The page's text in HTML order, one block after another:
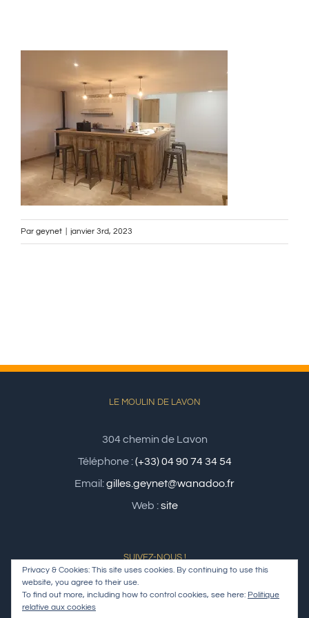
Par geynet janvier 3rd, 2023
LE MOULIN DE LAVON
304 chemin de Lavon
Téléphone :(+33) 04 90 74 34 54
Email:gilles.geynet@wanadoo.fr
Web :site
SUIVEZ-NOUS !
Privacy & Cookies: This site uses cookies. By continuing to use this
website, you agree to their use.
To find out more, including how to control cookies, see here: Politique
relative aux cookies